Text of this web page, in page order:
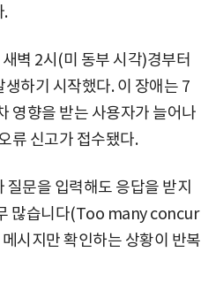
.
벽 2시(미 동부 시각)경부터
하기 시작했다. 이 장애는 7
영향을 받는 사용자가 늘어나
류 신고가 접수됐다.
문을 입력해도 응답을 받지
많습니다(Too many concur
시지만 확인하는 상황이 반복